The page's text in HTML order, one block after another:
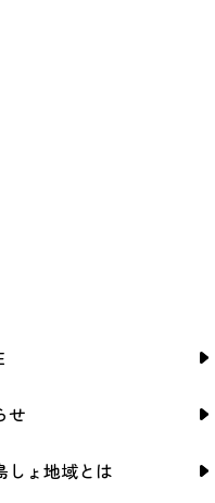
せ
しょ地域とは